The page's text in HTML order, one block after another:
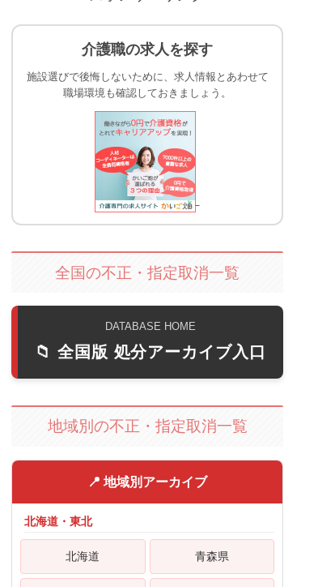
介護職の求人を探す
施設選びで後悔しないために、求人情報とあわせて
職場環境も確認しておきましょう。
全国の不正・指定取消一覧
DATABASE HOME
📁 全国版 処分アーカイブ入口
地域別の不正・指定取消一覧
📍 地域別アーカイブ
北海道・東北
北海道 青森県